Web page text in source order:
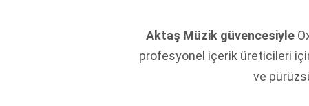
Aktaş Müzik güvencesiyle
profesyonel içerik üreticileri
ve